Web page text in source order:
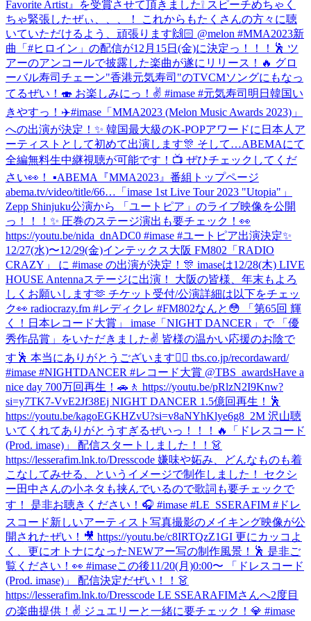
Favorite Artist』を受賞させて頂きました❕ スピーチめちゃく
ちゃ緊張したぜぃ、、、！ これからもたくさんの方々に聴
いていただけるよう、頑張ります🙌🏻 @melon #MMA2023新
曲「#ヒロイン」の配信が12月15日(金)に決定っ！！！🕺 ツ
アーのアンコールで披露した楽曲が遂にリリース！🔥 グロ
ーバル寿司チェーン"香港元気寿司"のTVCMソングにもなっ
てるぜい！🍣 お楽しみにっ！✌️ #imase #元気寿司 明日韓国い
きやすっ！✈️#imase「MMA2023 (Melon Music Awards 2023)」
への出演が決定！✨ 韓国最大級のK-POPアワードに日本人ア
ーティストとして初めて出演します🎊 そして…ABEMAにて
全編無料生中継視聴が可能です！📺 ぜひチェックしてくだ
さい👀！ ▪︎ABEMA『MMA2023』番組トップページ
abema.tv/video/title/66… 「imase 1st Live Tour 2023 "Utopia"」
Zepp Shinjuku公演から 「ユートピア」のライブ映像を公開
っ！！！✨ 圧巻のステージ演出も要チェック！👀
https://youtu.be/nida_dnADC0 #imase #ユートピア出演決定✨
12/27(水)〜12/29(金)インテックス大阪 FM802「RADIO
CRAZY」 に #imase の出演が決定！🎊 imaseは12/28(木) LIVE
HOUSE Antennaステージに出演！ 大阪の皆様、年末もよろ
しくお願いします🫶 チケット受付/公演詳細は以下をチェッ
ク👀 radiocrazy.fm #レディクレ #FM802なんと😳 「第65回 輝
く！日本レコード大賞」 imase「NIGHT DANCER」で 「優
秀作品賞」をいただきました✌️ 皆様の温かい応援のお陰で
す🕺 本当にありがとうございます❤️‍🔥 tbs.co.jp/recordaward/
#imase #NIGHTDANCER #レコード大賞 @TBS_awardsHave a
nice day 700万回再生！🚗🚶 https://youtu.be/pRlzN2I9Knw?
si=y7TK7-VvE2Jf38Ej NIGHT DANCER 1.5億回再生！🕺
https://youtu.be/kagoEGKHZvU?si=v8aNYhKlye6g8_2M 沢山聴
いてくれてありがとうすぎるぜいっ！！！🔥
「ドレスコード
(Prod. imase)」 配信スタートしました！！👗
https://lesserafim.lnk.to/Dresscode 嫌味や妬み、どんなものも着
こなしてみせる、というイメージで制作しました！ セクシ
ー田中さんの小ネタも挟んでいるので歌詞も要チェックで
す！ 是非お聴きください！🎧 #imase #LE_SSERAFIM #ドレ
スコード新しいアーティスト写真撮影のメイキング映像が公
開されたぜい！🎥 https://youtu.be/c8IRTQzZ1GI 更にカッコよ
く、更にオトナになったNEWアー写の制作風景！🕺 是非ご
覧ください！👀 #imaseこの後11/20(月)0:00〜 「ドレスコード
(Prod. imase)」 配信決定だぜい！！👗
https://lesserafim.lnk.to/Dresscode LE SSEARAFIMさんへ2度目
の楽曲提供！✌️ ジュエリーと一緒に要チェック！💎 #imase